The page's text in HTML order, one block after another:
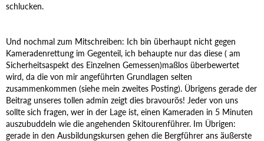
schlucken.
Und nochmal zum Mitschreiben: Ich bin überhaupt nicht gegen
Kameradenrettung im Gegenteil, ich behaupte nur das diese ( am
Sicherheitsaspekt des Einzelnen Gemessen)maßlos überbewertet
wird, da die von mir angeführten Grundlagen selten
zusammenkommen (siehe mein zweites Posting). Übrigens gerade der
Beitrag unseres tollen admin zeigt dies bravourös! Jeder von uns
sollte sich fragen, wer in der Lage ist, einen Kameraden in 5 Minuten
auszubuddeln wie die angehenden Skitourenführer. Im Übrigen:
gerade in den Ausbildungskursen gehen die Bergführer ans äußerste